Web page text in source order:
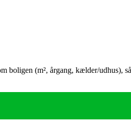
boligen (m², årgang, kælder/udhus),